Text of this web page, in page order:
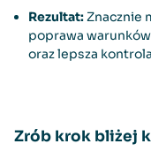
Rezultat:Znacznie
poprawa
oraz lepsza
Zrób krok bliżej